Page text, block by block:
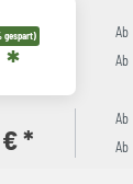
gespart)
*
Ab
Ab
*
Ab
Ab